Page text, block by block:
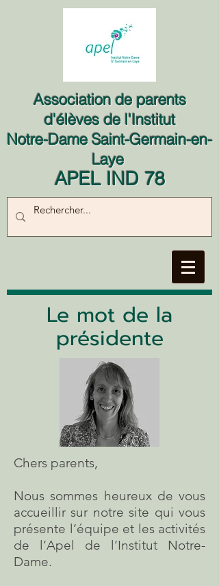
Association de parents
d'élèves de l'Institut
Notre-Dame Saint-Germain-en-
Laye
APEL IND 78
Le mot de la
présidente
Chers parents,
Nous sommes heureux de vous
accueillir sur notre site qui vous
présente l’équipe et les activités
de l’Apel de l’Institut Notre-
Dame.